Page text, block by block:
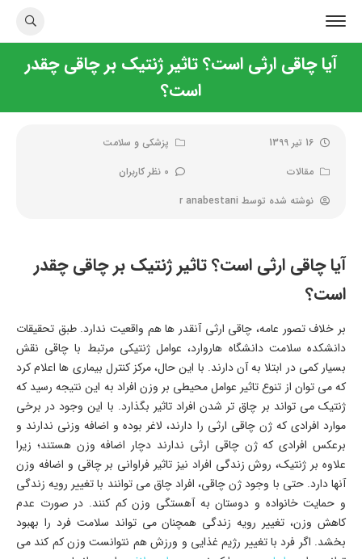
آیا چاقی ارثی است؟ تاثیر ژنتیک بر چاقی چقدر
است؟
16 تیر 1399
پزشکی و سلامت
مقالات
0 نظر کاربران
نوشته شده توسط r anabestani
آیا چاقی ارثی است؟ تاثیر ژنتیک بر چاقی چقدر
است؟
بر خلاف تصور عامه، چاقی ارثی آنقدر ها هم واقعیت ندارد. طبق تحقیقات
دانشکده سلامت دانشگاه هاروارد، عوامل ژنتیکی مرتبط با چاقی نقش
بسیار کمی در ابتلا به آن دارند. با این حال، مرکز کنترل بیماری ها اعلام کرد
که می توان از تنوع تاثیر عوامل محیطی بر وزن افراد به این نتیجه رسید که
ژنتیک می تواند بر چاق تر شدن افراد تاثیر بگذارد. با این وجود در برخی
موارد افرادی که ژن چاقی ارثی را دارند، لاغر بوده و اضافه وزنی ندارند و
برعکس افرادی که ژن چاقی ارثی ندارند دچار اضافه وزن هستند؛ زیرا
علاوه بر ژنتیک، روش زندگی افراد نیز تاثیر فراوانی بر چاقی و اضافه وزن
آنها دارد. حتی با وجود ژن چاقی، افراد چاق می توانند با تغییر رویه زندگی
و حمایت خانواده و دوستان به آهستگی وزن کم کنند. در صورت عدم
کاهش وزن، تغییر رویه زندگی همچنان می تواند سلامت فرد را بهبود
بخشد. اگر فرد با تغییر رژیم غذایی و ورزش هم نتوانست وزن کم کند می